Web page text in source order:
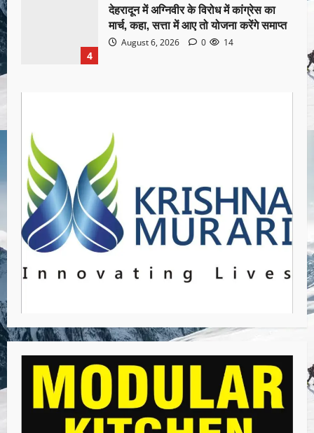
4
देहरादून में अग्निवीर के विरोध में कांग्रेस का
मार्च, कहा, सत्ता में आए तो योजना करेंगे समाप्त
August 6, 2026 0 14